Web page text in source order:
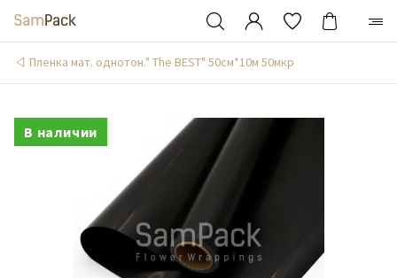
Пленка мат. однотон." The BEST" 50см*10м 50мкр
В наличии